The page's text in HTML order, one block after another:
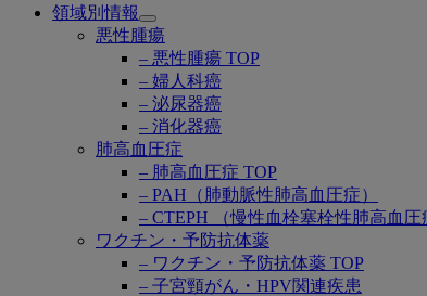
領域別情報
Open
submenu
悪性腫瘍
– 悪性腫瘍 TOP
– 婦人科癌
– 泌尿器癌
– 消化器癌
肺高血圧症
– 肺高血圧症 TOP
– PAH（肺動脈性肺高血圧症）
– CTEPH （慢性血栓塞栓性肺高血圧
ワクチン・予防抗体薬
– ワクチン・予防抗体薬 TOP
– 子宮頸がん・HPV関連疾患